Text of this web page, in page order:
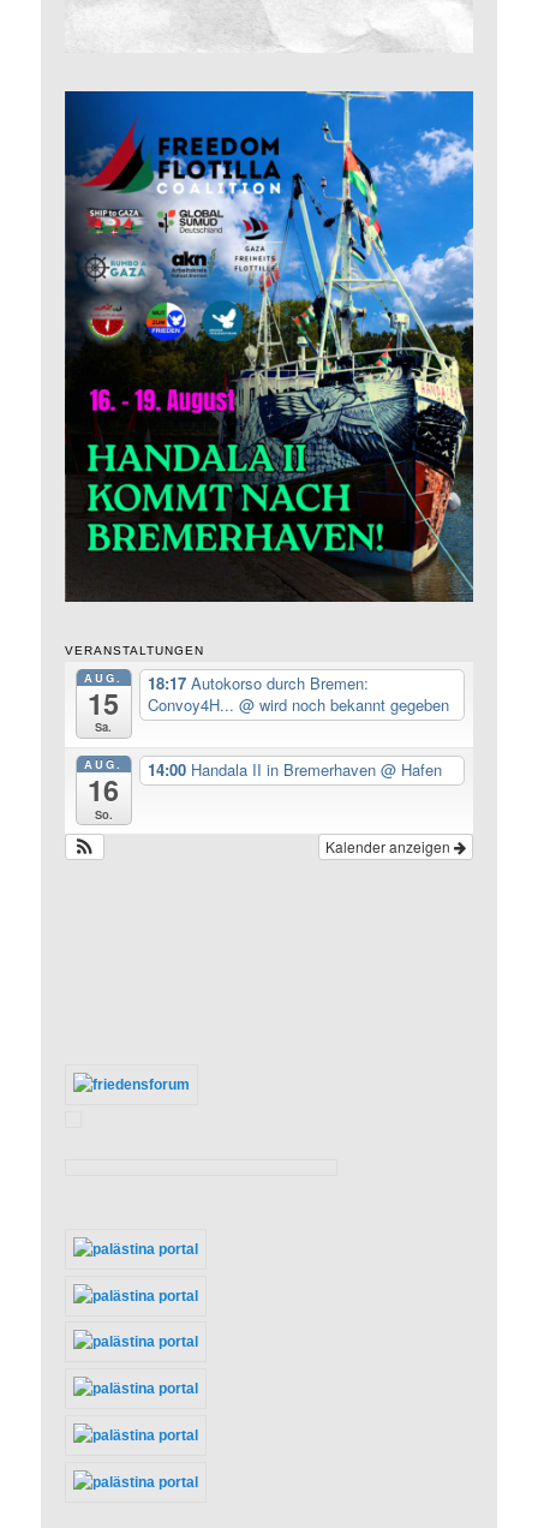
VERANSTALTUNGEN
AUG.
15
Sa.
18:17 Autokorso durch Bremen:
Convoy4H... @ wird noch bekannt gegeben
AUG.
16
So.
14:00 Handala II in Bremerhaven @ Hafen
Kalender anzeigen